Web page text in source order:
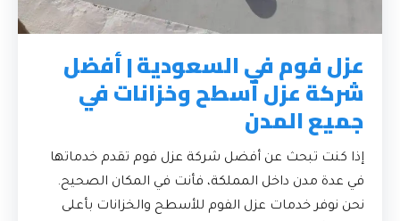
عزل فوم في السعودية | أفضل
شركة عزل أسطح وخزانات في
جميع المدن
إذا كنت تبحث عن أفضل شركة عزل فوم تقدم خدماتها
في عدة مدن داخل المملكة، فأنت في المكان الصحيح.
نحن نوفر خدمات عزل الفوم للأسطح والخزانات بأعلى